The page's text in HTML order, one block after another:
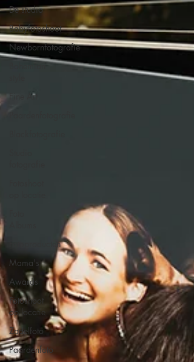
De studio
Babyfotoshoot
Newbornfotografie
Bohemian
Fine Art
Fotoproducten
Mama's
Awards
Fotoshoot
op locatie
Zadelfoto
Paardenfoto